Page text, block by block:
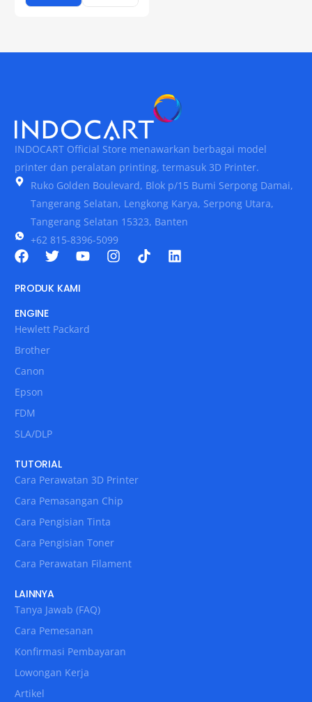
INDOCART Official Store menawarkan berbagai model
printer dan peralatan printing, termasuk 3D Printer.
Ruko Golden Boulevard, Blok p/15 Bumi Serpong Damai,
Tangerang Selatan, Lengkong Karya, Serpong Utara,
Tangerang Selatan 15323, Banten
+62 815-8396-5099
PRODUK KAMI
ENGINE
Hewlett Packard
Brother
Canon
Epson
FDM
SLA/DLP
TUTORIAL
Cara Perawatan 3D Printer
Cara Pemasangan Chip
Cara Pengisian Tinta
Cara Pengisian Toner
Cara Perawatan Filament
LAINNYA
Tanya Jawab (FAQ)
Cara Pemesanan
Konfirmasi Pembayaran
Lowongan Kerja
Artikel